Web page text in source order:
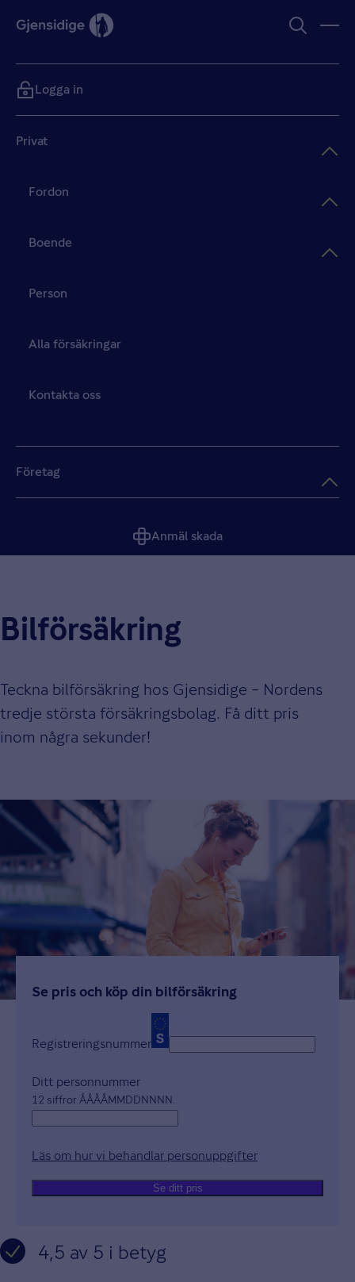
Privat
Fordon
Boende
Person
Alla försäkringar
Kontakta oss
Företag
Anmäl skada
Logga in
Bilförsäkring
Teckna bilförsäkring hos Gjensidige – Nordens
tredje största försäkringsbolag. Få ditt pris
inom några sekunder!
Se pris och köp din bilförsäkring
Registreringsnummer
Ditt personnummer
12 siffror ÅÅÅÅMMDDNNNN.
Läs om hur vi behandlar personuppgifter
Se ditt pris
4,5 av 5 i betyg